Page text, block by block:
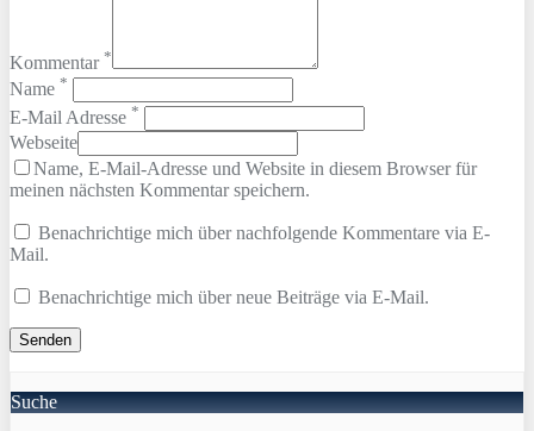
Kommentar *
Name *
E-Mail Adresse *
Webseite
Name, E-Mail-Adresse und Website in diesem Browser für
meinen nächsten Kommentar speichern.
Benachrichtige mich über nachfolgende Kommentare via E-
Mail.
Benachrichtige mich über neue Beiträge via E-Mail.
Suche